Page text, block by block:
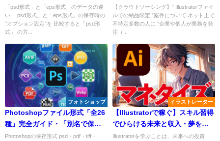
分けは？ - vol.1 -
「psd形式」と「eps形式」のデータの違
い 「psd形式」と「eps形式」の保存時の
”オプション設定”を 比較すると「psd形
式」 の方...
して納品したい
【クラウドソーシング】” Illustratorファイ
ルでの納品限定 ”案件について ネット上で
不特定多数の人に ”企業や個人が業務を発
注（...
フォトショップ
Photoshopファイル形式「全26
種」完全ガイド・「別名で保
存」と「コピーを保存」の違
Photoshopの保存形式 psd・pdf・tiff・
イラストレーター
【Illustratorで稼ぐ】スキル習得
でひらける未来と収入・夢を叶
えて人生を変える
Illustratorを学ぶことは、未来への投資